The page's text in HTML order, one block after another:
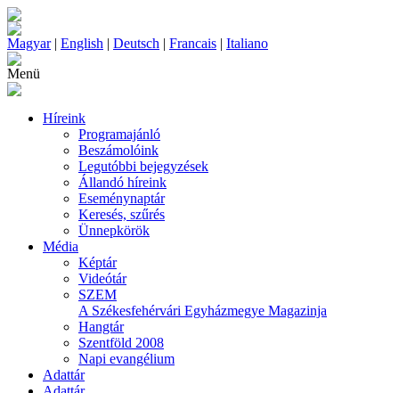
Magyar| English | Deutsch | Francais | Italiano
Menü
Híreink
Programajánló
Beszámolóink
Legutóbbi bejegyzések
Állandó híreink
Eseménynaptár
Keresés, szűrés
Ünnepkörök
Média
Képtár
Videótár
SZEM
A Székesfehérvári Egyházmegye Magazinja
Hangtár
Szentföld 2008
Napi evangélium
Adattár